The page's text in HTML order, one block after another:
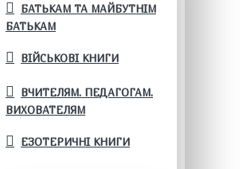
БАТЬКАМ ТА МАЙБУТНІМ
БАТЬКАМ
ВІЙСЬКОВІ КНИГИ
ВЧИТЕЛЯМ. ПЕДАГОГАМ.
ВИХОВАТЕЛЯМ
ЕЗОТЕРИЧНІ КНИГИ